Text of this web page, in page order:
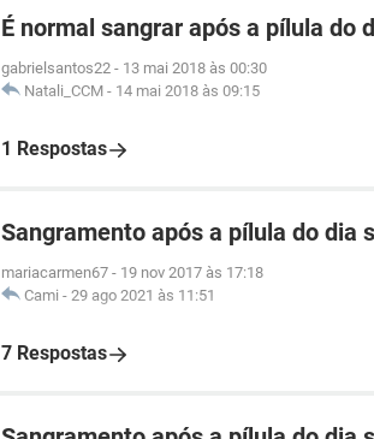
É normal sangrar após a pílula do
gabrielsantos22 - 13 mai 2018 às 00:30
Natali_CCM - 14 mai 2018 às 09:15
1 Respostas
Sangramento após a pílula do dia
mariacarmen67 - 19 nov 2017 às 17:18
Cami - 29 ago 2021 às 11:51
7 Respostas